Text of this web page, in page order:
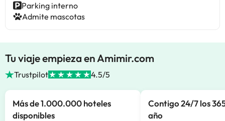
Parking interno
Admite mascotas
Tu viaje empieza en Amimir.com
Trustpilot 4.5/5
Más de 1.000.000 hoteles
disponibles
Contigo 24/7 los
año